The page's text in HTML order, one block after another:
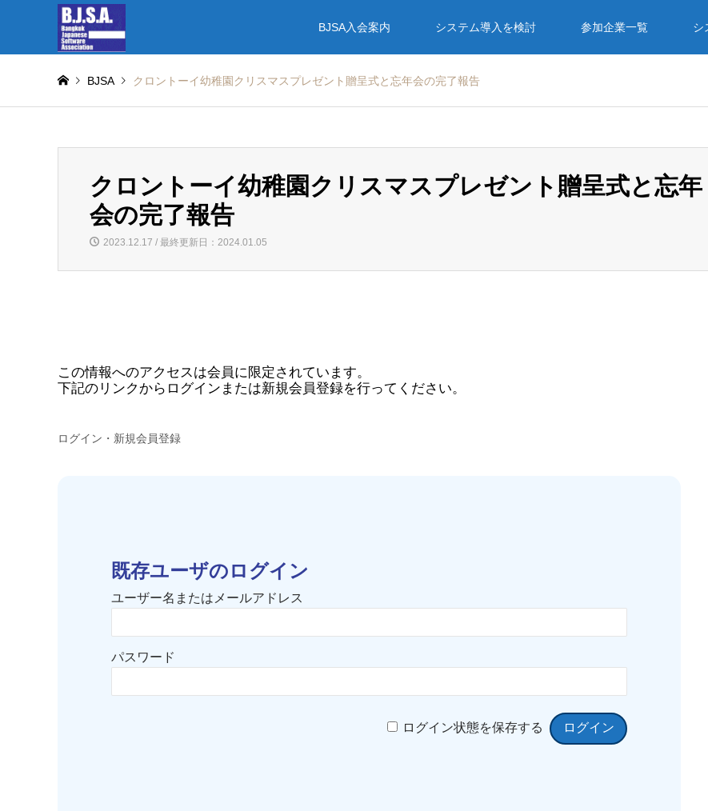
BJSA入会案内 システム導入を検討 参加企業一覧 シ
BJSA クロントーイ幼稚園クリスマスプレゼント贈呈式と忘年会の完了報告
クロントーイ幼稚園クリスマスプレゼント贈呈式と忘年
会の完了報告
2023.12.17 / 最終更新日：2024.01.05
この情報へのアクセスは会員に限定されています。
下記のリンクからログインまたは新規会員登録を行ってください。
ログイン・新規会員登録
既存ユーザのログイン
ユーザー名またはメールアドレス
パスワード
ログイン状態を保存する